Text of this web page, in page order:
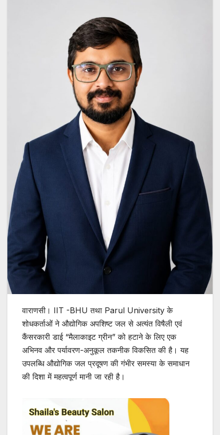
वाराणसी। IIT -BHU तथा Parul University के
शोधकर्ताओं ने औद्योगिक अपशिष्ट जल से अत्यंत विषैली एवं
कैंसरकारी डाई “मैलाकाइट ग्रीन” को हटाने के लिए एक
अभिनव और पर्यावरण-अनुकूल तकनीक विकसित की है। यह
उपलब्धि औद्योगिक जल प्रदूषण की गंभीर समस्या के समाधान
की दिशा में महत्वपूर्ण मानी जा रही है।